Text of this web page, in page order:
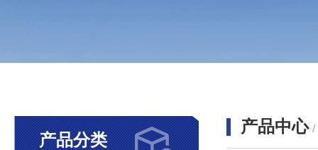
产品分类
产品中心 /